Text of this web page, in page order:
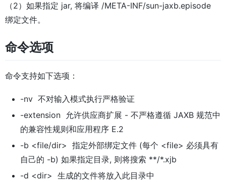
（2）如果指定 jar, 将编译 /META-INF/sun-jaxb.episode
绑定文件。
命令选项
命令支持如下选项：
-nv 不对输入模式执行严格验证
-extension 允许供应商扩展 - 不严格遵循 JAXB 规范中
的兼容性规则和应用程序 E.2
-b <file/dir> 指定外部绑定文件 (每个 <file> 必须具有
自己的 -b) 如果指定目录, 则将搜索 **/*.xjb
-d <dir> 生成的文件将放入此目录中